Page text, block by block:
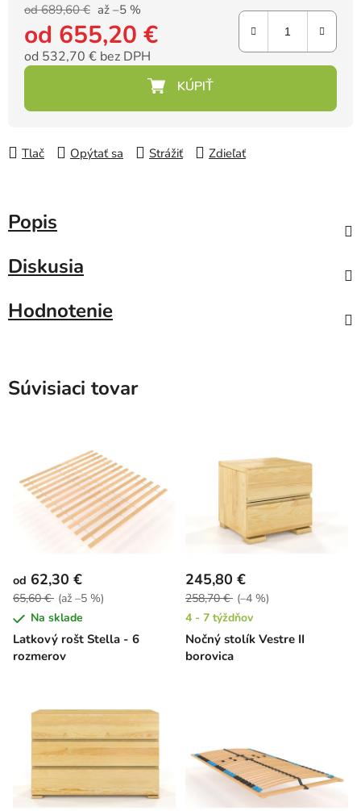
od 689,60 € až –5 %
od 655,20 €
od 532,70 € bez DPH
Jednotková cena:
Tlač Opýtať sa Strážiť Zdieľať
Popis
Diskusia
Hodnotenie
Súvisiaci tovar
Latkový rošt Stella - 6
rozmerov
od 62,30 €
65,60 € (až –5 %)
Na sklade
Nočný stolík Vestre II
borovica
245,80 €
258,70 € (–4 %)
4 - 7 týždňov